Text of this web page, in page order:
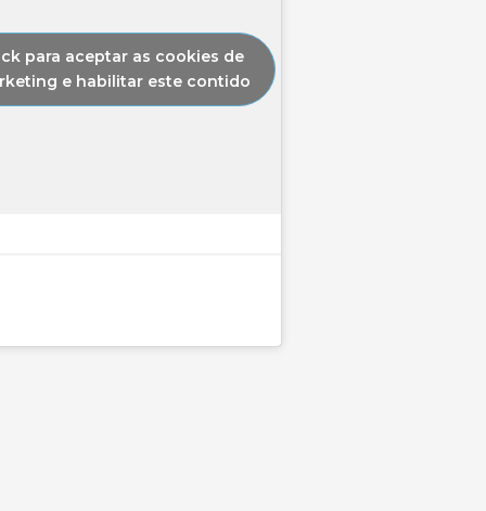
para aceptar as cookies de
e habilitar este contido